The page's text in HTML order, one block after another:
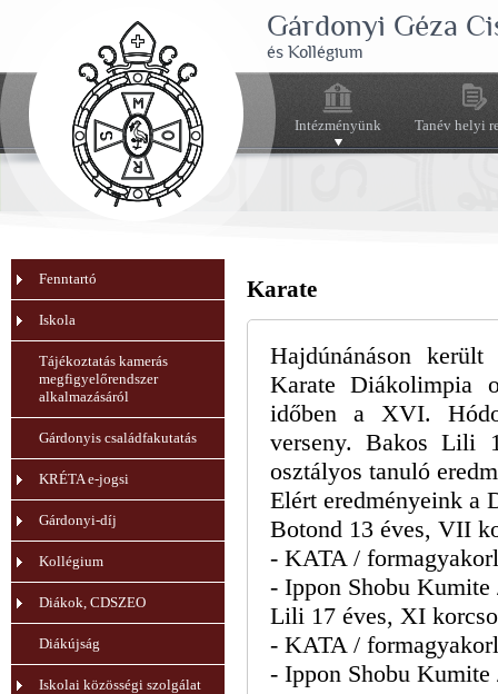
Gárdonyi Géza
és Kollégium
Intézményünk Tanév helyi
Fenntartó
Iskola
Tájékoztatás kamerás
megfigyelőrendszer
alkalmazásáról
Gárdonyis családfakutatás
KRÉTA e-jogsi
Gárdonyi-díj
Kollégium
Diákok, CDSZEO
Diákújság
Iskolai közösségi szolgálat
Karate
Hajdúnánáson
Karate Diákolimpia
időben a XVI.
verseny. Bakos Lili
osztályos tanuló
Elért eredményeink a
Botond 13 éves, VII
- KATA /
- Ippon Shobu
Lili 17 éves, XI
- KATA /
- Ippon Shobu